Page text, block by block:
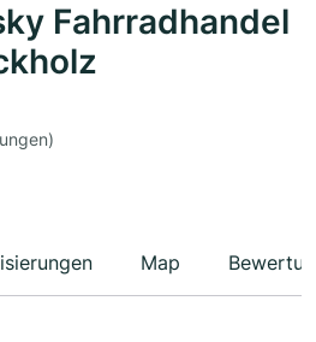
Fahrradhandel
Map